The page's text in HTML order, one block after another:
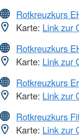
Rotkreuzkurs
Karte: Link zur
Rotkreuzkurs
Karte: Link zur
Rotkreuzkurs
Karte: Link zur
Rotkreuzkurs
Karte: Link zur